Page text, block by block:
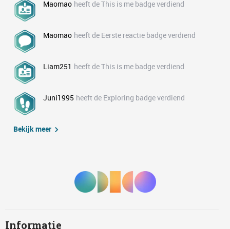
Maomao heeft de This is me badge verdiend
Maomao heeft de Eerste reactie badge verdiend
Liam251 heeft de This is me badge verdiend
Juni1995 heeft de Exploring badge verdiend
Bekijk meer
Informatie